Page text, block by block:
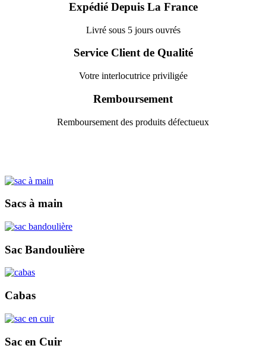
Expédié Depuis La France
Livré sous 5 jours ouvrés
Service Client de Qualité
Votre interlocutrice priviligée
Remboursement
Remboursement des produits défectueux
Sacs à main
Sac Bandoulière
Cabas
Sac en Cuir